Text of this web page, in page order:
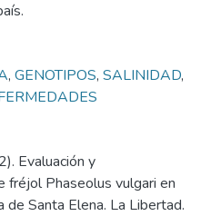
, GENOTIPOS, SALINIDAD,
Evaluación y
fréjol Phaseolus vulgari en
de Santa Elena. La Libertad.